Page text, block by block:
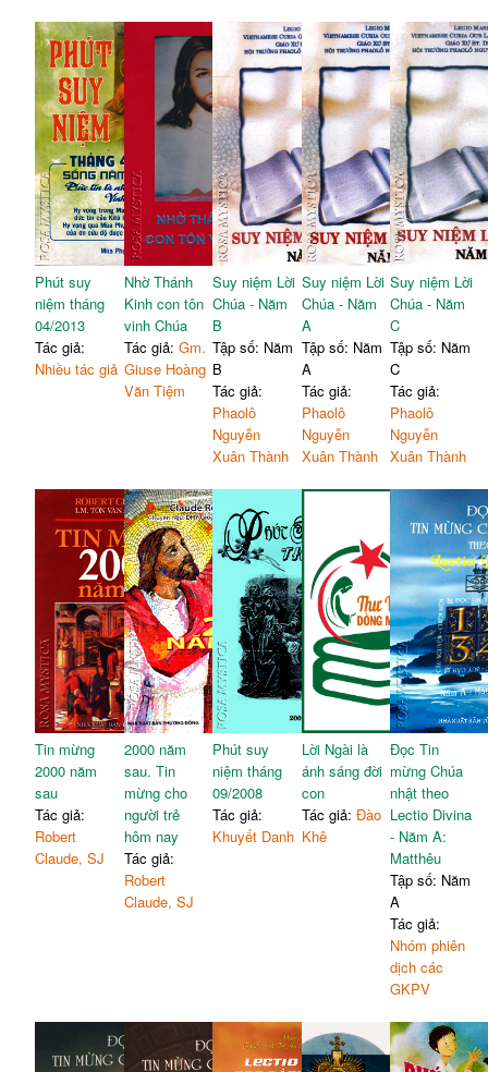
Phút suy
niệm tháng
04/2013
Tác giả:
Nhiều tác giả
Nhờ Thánh
Kinh con tôn
vinh Chúa
Tác giả: Gm.
Giuse Hoàng
Văn Tiệm
Suy niệm Lời
Chúa - Năm
B
Tập số: Năm
B
Tác giả:
Phaolô
Nguyễn
Xuân Thành
Suy niệm Lời
Chúa - Năm
A
Tập số: Năm
A
Tác giả:
Phaolô
Nguyễn
Xuân Thành
Suy niệm Lời
Chúa - Năm
C
Tập số: Năm
C
Tác giả:
Phaolô
Nguyễn
Xuân Thành
Tin mừng
2000 năm
sau
Tác giả:
Robert
Claude, SJ
2000 năm
sau. Tin
mừng cho
người trẻ
hôm nay
Tác giả:
Robert
Claude, SJ
Phút suy
niệm tháng
09/2008
Tác giả:
Khuyết Danh
Lời Ngài là
ánh sáng đời
con
Tác giả: Đào
Khê
Đọc Tin
mừng Chúa
nhật theo
Lectio Divina
- Năm A:
Matthêu
Tập số: Năm
A
Tác giả:
Nhóm phiên
dịch các
GKPV